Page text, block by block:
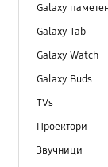
Galaxy
Galaxy Tab
Galaxy Watch
Galaxy Buds
TVs
Проектори
Звучници